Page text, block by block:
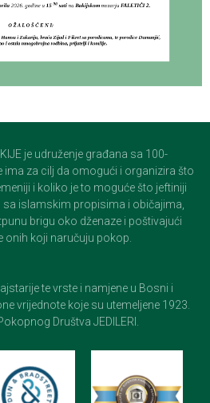
je udruženje građana sa 100-
za cilj da omogući i organizira što
i koliko je to moguće što jeftiniji
islamskim propisima i običajima,
brigu oko dženaze i poštivajući
onih koji naručuju pokop.
te vrste i namjene u Bosni i
vrijednote koje su utemeljene 1923.
Društva JEDILERI.